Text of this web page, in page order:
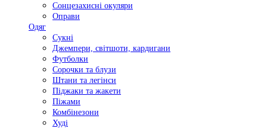
Сонцезахисні окуляри
Оправи
Одяг
Сукні
Джемпери, світшоти, кардигани
Футболки
Сорочки та блузи
Штани та легінси
Піджаки та жакети
Піжами
Комбінезони
Худі